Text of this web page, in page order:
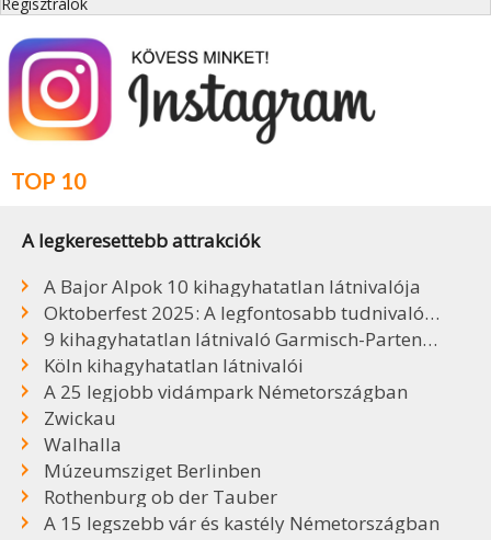
TOP 10
A legkeresettebb attrakciók
A Bajor Alpok 10 kihagyhatatlan látnivalója
Oktoberfest 2025: A legfontosabb tudnivalók, sörök, árak
9 kihagyhatatlan látnivaló Garmisch-Partenkirchenben
Köln kihagyhatatlan látnivalói
A 25 legjobb vidámpark Németországban
Zwickau
Walhalla
Múzeumsziget Berlinben
Rothenburg ob der Tauber
A 15 legszebb vár és kastély Németországban